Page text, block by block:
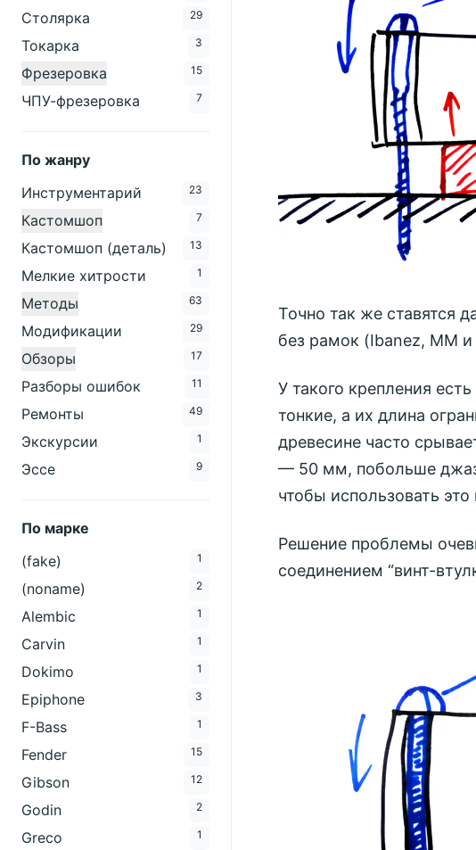
Столярка 29
Токарка 3
Фрезеровка 15
ЧПУ-фрезеровка 7
По жанру
Инструментарий
23
Кастомшоп 7
Кастомшоп (деталь) 13
Мелкие хитрости 1
Методы 63
Модификации 29
Обзоры 17
Разборы ошибок 11
Ремонты 49
Экскурсии 1
Эссе 9
По марке
(fake)
1
(noname) 2
Alembic 1
Carvin 1
Dokimo 1
Epiphone 3
F-Bass 1
Fender 15
Gibson 12
Godin 2
Greco 1
Точно так же ставятся
без рамок (Ibanez, MM и
У такого крепления
тонкие, а их длина
древесине часто
— 50 мм, побольше
чтобы использовать
Решение проблемы
соединением “винт-